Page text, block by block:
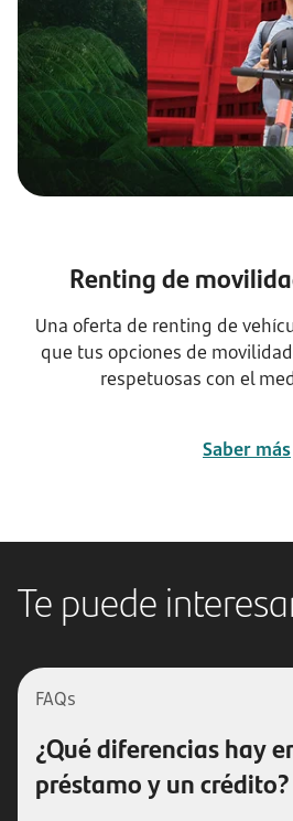
Renting de
Una oferta de renting de
que tus opciones de
respetuosas con el
Saber más
Te puede
FAQs
¿Qué diferencias hay
préstamo y un crédito?